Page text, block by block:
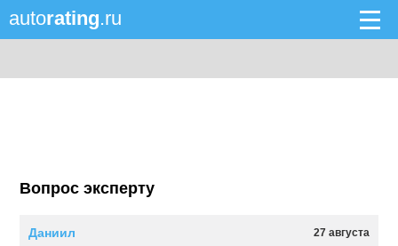
autorating.ru
Вопрос эксперту
27 августа
Даниил